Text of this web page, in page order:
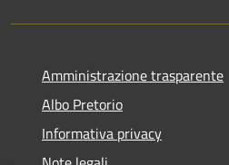
Amministrazione trasparente
Albo Pretorio
Informativa privacy